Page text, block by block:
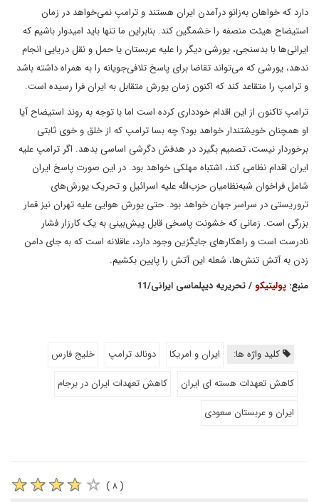
دارد که خواهان به‌زانو درآمدن ایران هستند و ترامپ نمی‌‌خواهد در زمان
استیضاح هیئت منصفه را خشمگین کند. بنابراین ما تنها باید امیدوار باشیم که
ایرانی‌ها با بدسنجی، یورشی دیگر را علیه عربستان یا حمل و نقل دریایی انجام
ندهد، یورشی که می‌تواند تقاضا برای پاسخ تلافی‌جویانه را به همراه داشته باشد
و ترامپ را متقاعد کند که اکنون زمان یورش متقابل به ایران فرا رسیده است.
ترامپ تاکنون از این اقدام خودداری کرده است اما با توجه به روند استیضاح آیا
او همچنان خویشتندار خواهد بود؟ چه بسا ترامپ که از خلق و خوی ثابتی
برخوردار نیست، تصمیم بگیرد در هدفش دگرشی اساسی بدهد. اگر ترامپ علیه
ایران اقدام نظامی کند، اشتباه مهلکی خواهد بود. در این صورت پاسخ ایران
شامل فراخوان شبه‌نظامیان حزب‌الله علیه اسرائیل و تحریک یورش‌های
تروریستی در سراسر جهان خواهد بود. حتی یورش هوایی علیه تهران نیز قمار
بزرگی است. زمانی که خشونت پاسخی قابل پیش‌بینی به یک کارزار فشار
نادرست است و راهکارهای جایگزین وجود دارد، عاقلانه است که به جای دامن
زدن به آتش تنش‌ها، شعله این آتش را پایین بکشیم.
منبع: پولیتیکو / تحریریه دیپلماسی ایرانی/11
کلید واژه ها: ایران و امریکا دونالد ترامپ
خلیج فارس
کاهش تعهدات هسته ای ایران
کاهش تعهدات ایران در برجام
ایران و عربستان سعودی
( ۸ )